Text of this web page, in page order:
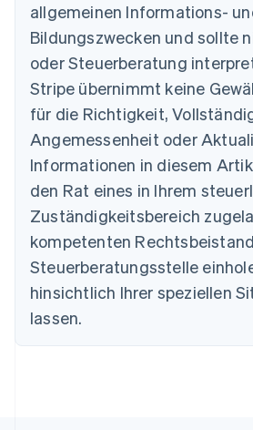
allgemeinen Informations-
Bildungszwecken und sollte
oder Steuerberatung
Stripe übernimmt keine
für die Richtigkeit,
Angemessenheit oder
Informationen in diesem
den Rat eines in Ihrem
Zuständigkeitsbereich
kompetenten
Steuerberatungsstelle
hinsichtlich Ihrer speziellen
lassen.
Australien
English
Nederlands FrançaisDeutschEnglish
Brasilien
English
Bulgarien
English
Dänemark
Deutschland
DeutschEnglish
Estland
English
Festlandchina
简体中文
EnglishSvenska